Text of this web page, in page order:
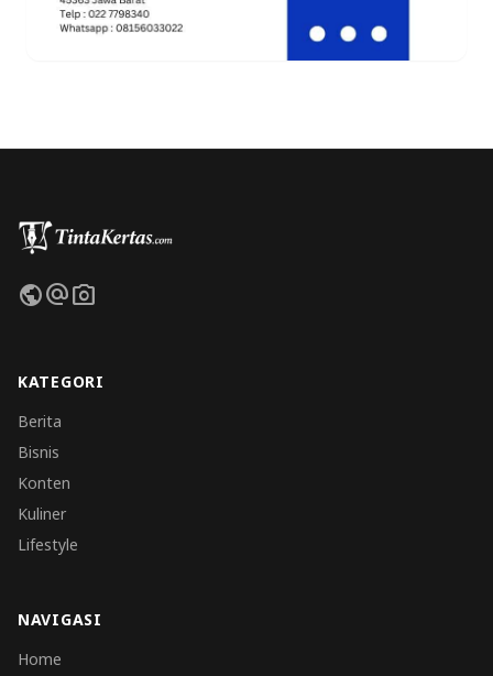
publicalternate_emailphoto_camera
KATEGORI
Berita
Bisnis
Konten
Kuliner
Lifestyle
NAVIGASI
Home